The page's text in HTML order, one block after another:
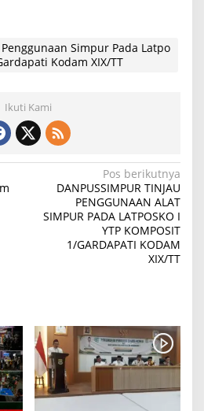
ar
Simpur Pada Latpo
Kodam XIX/TT
Ikuti Kami
Pos berikutnya
DANPUSSIMPUR TINJAU
PENGGUNAAN ALAT
SIMPUR PADA LATPOSKO I
YTP KOMPOSIT
1/GARDAPATI KODAM
XIX/TT